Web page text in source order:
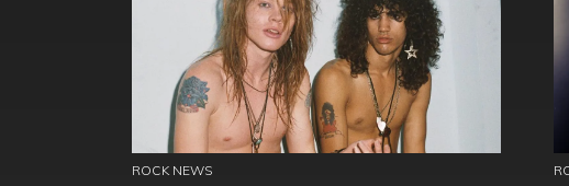
ROCK NEWS